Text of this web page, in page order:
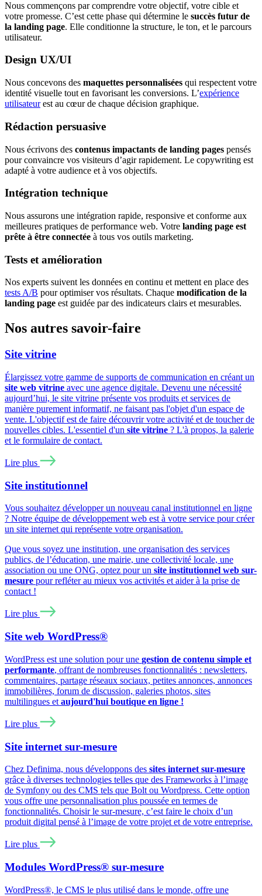
Nous commençons par comprendre votre objectif, votre cible et
votre promesse. C’est cette phase qui détermine le succès futur de
la landing page. Elle conditionne la structure, le ton, et le parcours
utilisateur.
Design UX/UI
Nous concevons des maquettes personnalisées qui respectent votre
identité visuelle tout en favorisant les conversions. L’expérience
utilisateurest au cœur de chaque décision graphique.
Rédaction persuasive
Nous écrivons des contenus impactants de landing pages pensés
pour convaincre vos visiteurs d’agir rapidement. Le copywriting est
adapté à votre audience et à vos objectifs.
Intégration technique
Nous assurons une intégration rapide, responsive et conforme aux
meilleures pratiques de performance web. Votre landing page est
prête à être connectée à tous vos outils marketing.
Tests et amélioration
Nos experts suivent les données en continu et mettent en place des
tests A/B pour optimiser vos résultats. Chaque modification de la
landing page est guidée par des indicateurs clairs et mesurables.
Nos autres savoir-faire
Site vitrine
Élargissez votre gamme de supports de communication en créant un
site web vitrine avec une agence digitale. Devenu une nécessité
aujourd’hui, le site vitrine présente vos produits et services de
manière purement informatif, ne faisant pas l'objet d'un espace de
vente. L'objectif est de faire découvrir votre activité et de toucher de
nouvelles cibles. L'essentiel d'un site vitrine ? L'à propos, la galerie
et le formulaire de contact.
Lire plus
Site institutionnel
Vous souhaitez développer un nouveau canal institutionnel en ligne
? Notre équipe de développement web est à votre service pour créer
un site internet qui représente votre organisation.
Que vous soyez une institution, une organisation des services
publics, de l’éducation, une mairie, une collectivité locale, une
association ou une ONG, optez pour un site institutionnel web sur-
mesure pour refléter au mieux vos activités et aider à la prise de
contact !
Lire plus
Site web WordPress®
WordPress est une solution pour une gestion de contenu simple et
performante, offrant de nombreuses fonctionnalités : newsletters,
commentaires, partage réseaux sociaux, petites annonces, annonces
immobilières, forum de discussion, galeries photos, sites
multilingues et aujourd'hui boutique en ligne !
Lire plus
Site internet sur-mesure
Chez Definima, nous développons des sites internet sur-mesure
grâce à diverses technologies telles que des Frameworks à l’image
de Symfony ou des CMS tels que Bolt ou Wordpress. Cette option
vous offre une personnalisation plus poussée en termes de
fonctionnalités. Choisir le sur-mesure, c’est faire le choix d’un
produit digital pensé à l’image de votre projet et de votre entreprise.
Lire plus
Modules WordPress® sur-mesure
WordPress®, le CMS le plus utilisé dans le monde, offre une